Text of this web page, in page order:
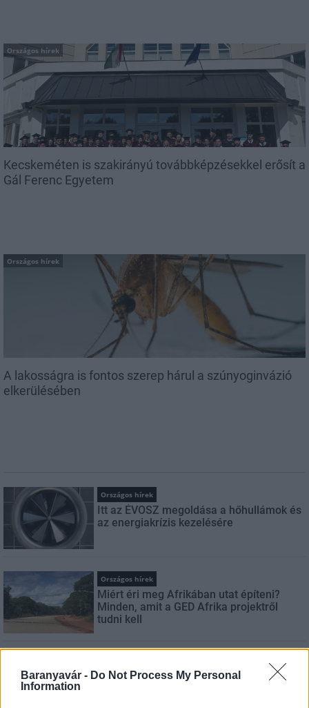
Baranyavár - Do Not Process My Personal
Information
Országos hírek
Kecskeméten is szakirányú továbbképzésekkel erősít a
Gál Ferenc Egyetem
Országos hírek
A lakosságra is fontos szerep hárul a szúnyoginvázió
elkerülésében
Országos hírek
Itt az ÉVOSZ megoldása a hőhullámok és
az energiakrízis kezelésére
Országos hírek
Miért éri meg Afrikában utat építeni?
Minden, amit a GED Afrika projektről
tudni kell
Kihívások labirintusában